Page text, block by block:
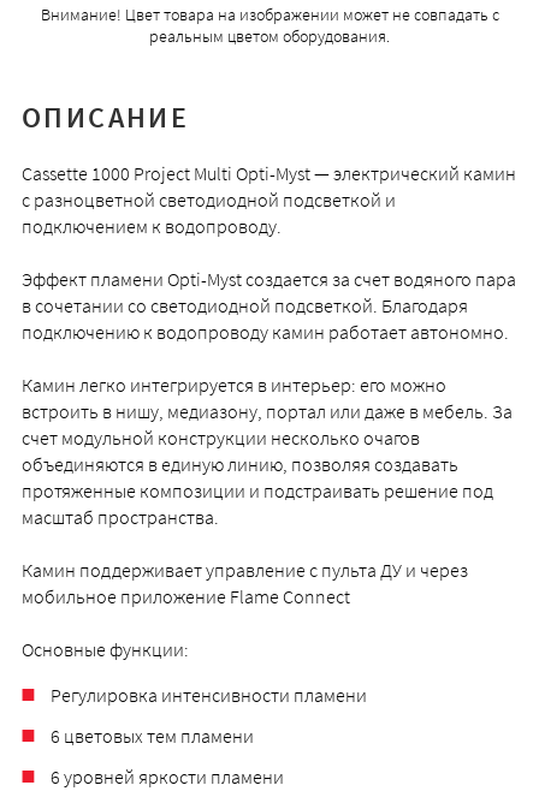
Внимание! Цвет товара на изображении может не совпадать с
реальным цветом оборудования.
ОПИСАНИЕ
Cassette 1000 Project Multi Opti-Myst — электрический камин
с разноцветной светодиодной подсветкой и
подключением к водопроводу.
Эффект пламени Opti-Myst создается за счет водяного пара
в сочетании со светодиодной подсветкой. Благодаря
подключению к водопроводу камин работает автономно.
Камин легко интегрируется в интерьер: его можно
встроить в нишу, медиазону, портал или даже в мебель. За
счет модульной конструкции несколько очагов
объединяются в единую линию, позволяя создавать
протяженные композиции и подстраивать решение под
масштаб пространства.
Камин поддерживает управление с пульта ДУ и через
мобильное приложение Flame Connect
Основные функции:
Регулировка интенсивности пламени
6 цветовых тем пламени
6 уровней яркости пламени